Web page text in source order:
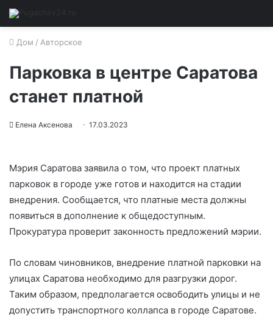
Дом / Авторское
Парковка в центре Саратова
станет платной
Елена Аксенова 17.03.2023
Мэрия Саратова заявила о том, что проект платных
парковок в городе уже готов и находится на стадии
внедрения. Сообщается, что платные места должны
появиться в дополнение к общедоступным.
Прокуратура проверит законность предложений мэрии.
По словам чиновников, внедрение платной парковки на
улицах Саратова необходимо для разгрузки дорог.
Таким образом, предполагается освободить улицы и не
допустить транспортного коллапса в городе Саратове.